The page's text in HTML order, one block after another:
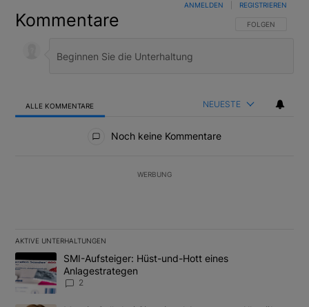
Kommentare FOLGE DIESER
FOLGEN
ANMELDEN REGISTRIEREN
ALLE KOMMENTARE NEUESTE
Noch keine Kommentare
WERBUNG
AKTIVE UNTERHALTUNGEN
Das Folgende ist eine Liste der am meisten kommentierten
Ein Trendartikel mit dem Titel "SMI-Aufsteiger: Hüst-und-Hott
SMI-Aufsteiger: Hüst-und-Hott eines
Anlagestrategen
2